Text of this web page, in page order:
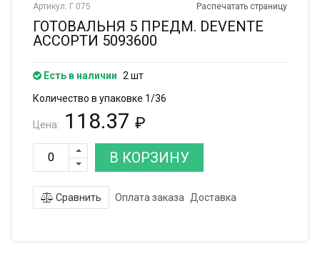
Распечатать страницу
Артикул: Г 075
ГОТОВАЛЬНЯ 5 ПРЕДМ. DEVENTE
АССОРТИ 5093600
Есть в наличии 2 шт
Количество в упаковке 1/36
Цена: 118.37 ₽
В КОРЗИНУ
Сравнить Оплата заказа Доставка